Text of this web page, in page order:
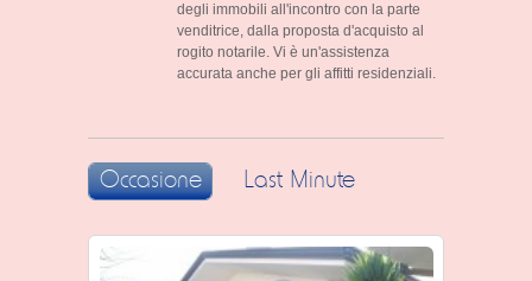
degli immobili all'incontro con la parte
venditrice, dalla proposta d'acquisto al
rogito notarile. Vi è un'assistenza
accurata anche per gli affitti residenziali.
Occasione Last Minute